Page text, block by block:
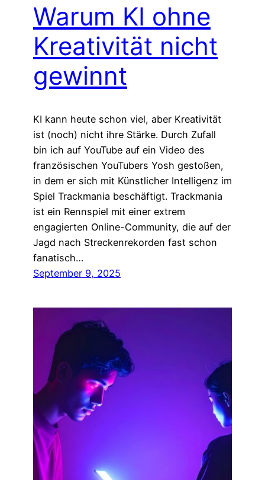
Warum KI ohne
Kreativität nicht
gewinnt
KI kann heute schon viel, aber Kreativität
ist (noch) nicht ihre Stärke. Durch Zufall
bin ich auf YouTube auf ein Video des
französischen YouTubers Yosh gestoßen,
in dem er sich mit Künstlicher Intelligenz im
Spiel Trackmania beschäftigt. Trackmania
ist ein Rennspiel mit einer extrem
engagierten Online-Community, die auf der
Jagd nach Streckenrekorden fast schon
fanatisch…
September 9, 2025